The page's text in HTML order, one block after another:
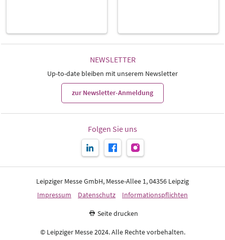
NEWSLETTER
Up-to-date bleiben mit unserem Newsletter
zur Newsletter-Anmeldung
Folgen Sie uns
Leipziger Messe GmbH, Messe-Allee 1, 04356 Leipzig
Impressum
Datenschutz Informationspflichten
Seite drucken
© Leipziger Messe 2024. Alle Rechte vorbehalten.